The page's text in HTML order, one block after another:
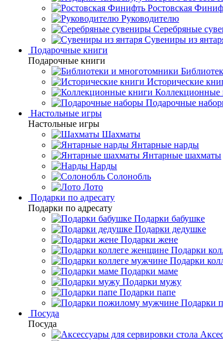
Ростовская
Руководителю
Серебряные
Сувениры из
Подарочные книги
Подарочные книги
Исторические
Коллекционные
Подарочные
Настольные игры
Настольные игры
Шахматы
Янтарные нарды
Янтарные шахматы
Нарды
Солонобль
Лото
Подарки по адресату
Подарки по адресату
Подарки бабушке
Подарки дедушке
Подарки жене
Подарки
Подарки
Подарки маме
Подарки мужу
Подарки папе
Подарки
Посуда
Посуда